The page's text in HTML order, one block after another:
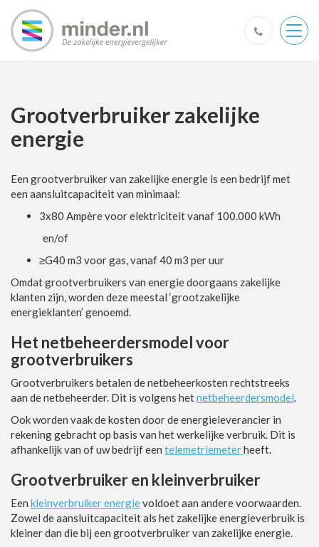
Grootverbruiker zakelijke
energie
Een grootverbruiker van zakelijke energie is een bedrijf met
een aansluitcapaciteit van minimaal:
3x80 Ampère voor elektriciteit vanaf 100.000 kWh
en/of
≥G40 m3 voor gas, vanaf 40 m3 per uur
Omdat grootverbruikers van energie doorgaans zakelijke
klanten zijn, worden deze meestal ‘grootzakelijke
energieklanten’ genoemd.
Het netbeheerdersmodel voor
grootverbruikers
Grootverbruikers betalen de netbeheerkosten rechtstreeks
aan de netbeheerder. Dit is volgens hetnetbeheerdersmodel.
Ook worden vaak de kosten door de energieleverancier in
rekening gebracht op basis van het werkelijke verbruik. Dit is
afhankelijk van of uw bedrijf een telemetriemeterheeft.
Grootverbruiker en kleinverbruiker
Een kleinverbruiker energievoldoet aan andere voorwaarden.
Zowel de aansluitcapaciteit als het zakelijke energieverbruik is
kleiner dan die bij een grootverbruiker van zakelijke energie.